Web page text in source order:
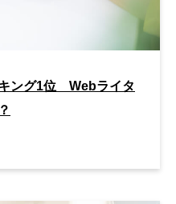
ング1位 Webライタ